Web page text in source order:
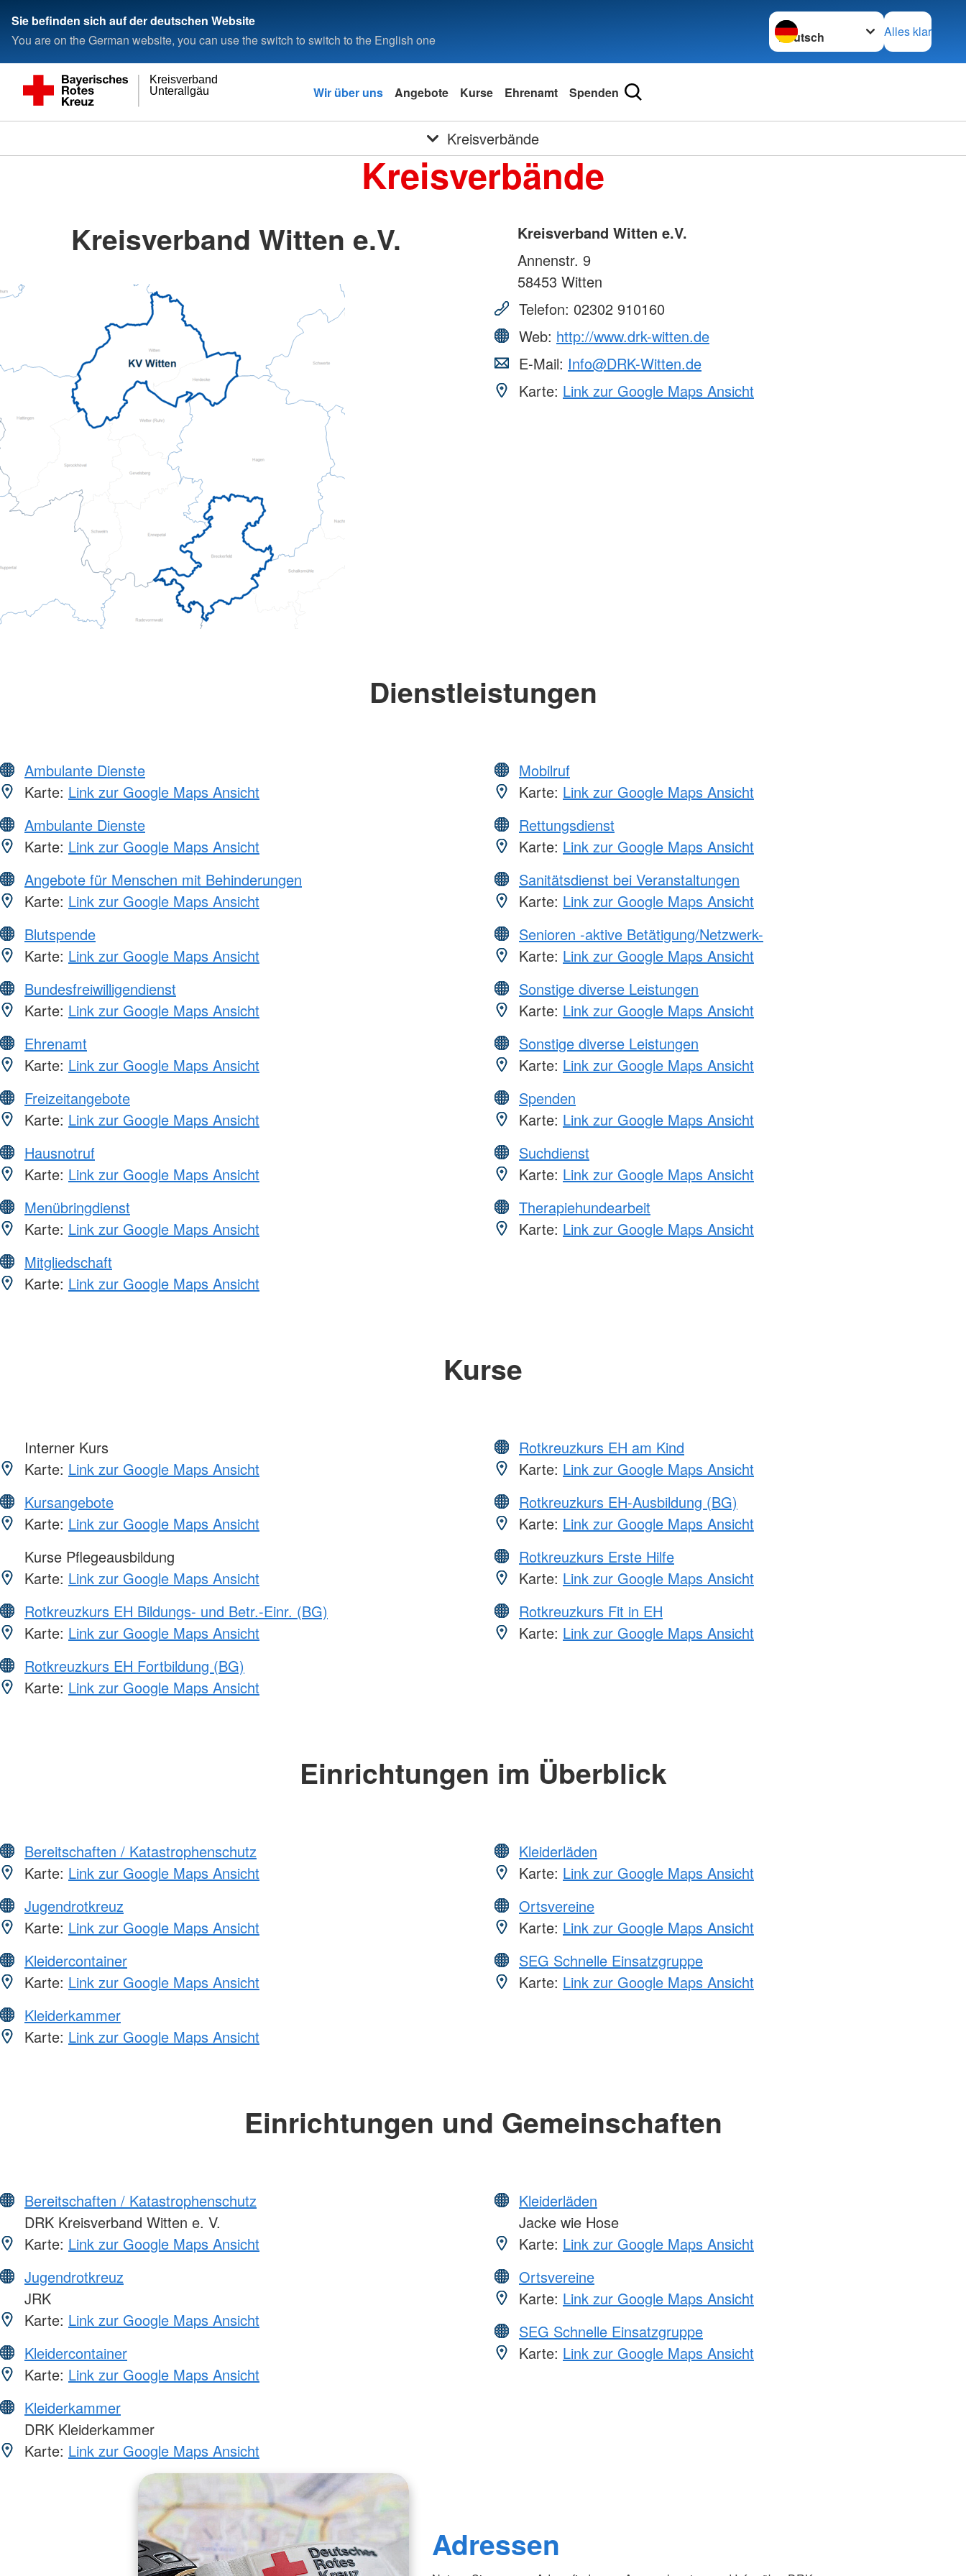
Sie befinden sich auf der deutschen Website
You are on the German website, you can use the switch to switch to the English one
Sprache wechseln zu
Alles klar
Unterallgäu
Kreisverband
Wir über uns Angebote Kurse Ehrenamt Spenden
Kreisverbände
Kreisverbände
Kreisverband Witten e.V.
Kreisverband Witten e.V.
Annenstr. 9
58453 Witten
Telefon: 02302 910160
Web: http://www.drk-witten.de
E-Mail: Info@DRK-Witten.de
Karte: Link zur Google Maps Ansicht
Dienstleistungen
Ambulante Dienste
Karte: Link zur Google Maps Ansicht
Ambulante Dienste
Karte: Link zur Google Maps Ansicht
Angebote für Menschen mit Behinderungen
Karte: Link zur Google Maps Ansicht
Blutspende
Karte: Link zur Google Maps Ansicht
Bundesfreiwilligendienst
Karte: Link zur Google Maps Ansicht
Ehrenamt
Karte: Link zur Google Maps Ansicht
Freizeitangebote
Karte: Link zur Google Maps Ansicht
Hausnotruf
Karte: Link zur Google Maps Ansicht
Menübringdienst
Karte: Link zur Google Maps Ansicht
Mitgliedschaft
Karte: Link zur Google Maps Ansicht
Mobilruf
Karte: Link zur Google Maps Ansicht
Rettungsdienst
Karte: Link zur Google Maps Ansicht
Sanitätsdienst bei Veranstaltungen
Karte: Link zur Google Maps Ansicht
Senioren -aktive Betätigung/Netzwerk-
Karte: Link zur Google Maps Ansicht
Sonstige diverse Leistungen
Karte: Link zur Google Maps Ansicht
Sonstige diverse Leistungen
Karte: Link zur Google Maps Ansicht
Spenden
Karte: Link zur Google Maps Ansicht
Suchdienst
Karte: Link zur Google Maps Ansicht
Therapiehundearbeit
Karte: Link zur Google Maps Ansicht
Kurse
Interner Kurs
Karte: Link zur Google Maps Ansicht
Kursangebote
Karte: Link zur Google Maps Ansicht
Kurse Pflegeausbildung
Karte: Link zur Google Maps Ansicht
Rotkreuzkurs EH Bildungs- und Betr.-Einr. (BG)
Karte: Link zur Google Maps Ansicht
Rotkreuzkurs EH Fortbildung (BG)
Karte: Link zur Google Maps Ansicht
Rotkreuzkurs EH am Kind
Karte: Link zur Google Maps Ansicht
Rotkreuzkurs EH-Ausbildung (BG)
Karte: Link zur Google Maps Ansicht
Rotkreuzkurs Erste Hilfe
Karte: Link zur Google Maps Ansicht
Rotkreuzkurs Fit in EH
Karte: Link zur Google Maps Ansicht
Einrichtungen im Überblick
Bereitschaften / Katastrophenschutz
Karte: Link zur Google Maps Ansicht
Jugendrotkreuz
Karte: Link zur Google Maps Ansicht
Kleidercontainer
Karte: Link zur Google Maps Ansicht
Kleiderkammer
Karte: Link zur Google Maps Ansicht
Kleiderläden
Karte: Link zur Google Maps Ansicht
Ortsvereine
Karte: Link zur Google Maps Ansicht
SEG Schnelle Einsatzgruppe
Karte: Link zur Google Maps Ansicht
Einrichtungen und Gemeinschaften
Bereitschaften / Katastrophenschutz
DRK Kreisverband Witten e. V.
Karte: Link zur Google Maps Ansicht
Jugendrotkreuz
JRK
Karte: Link zur Google Maps Ansicht
Kleidercontainer
Karte: Link zur Google Maps Ansicht
Kleiderkammer
DRK Kleiderkammer
Karte: Link zur Google Maps Ansicht
Kleiderläden
Jacke wie Hose
Karte: Link zur Google Maps Ansicht
Ortsvereine
Karte: Link zur Google Maps Ansicht
SEG Schnelle Einsatzgruppe
Karte: Link zur Google Maps Ansicht
Adressen